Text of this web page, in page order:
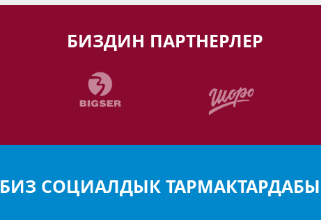
БИЗДИН ПАРТНЕРЛЕР
БИЗ СОЦИАЛДЫК